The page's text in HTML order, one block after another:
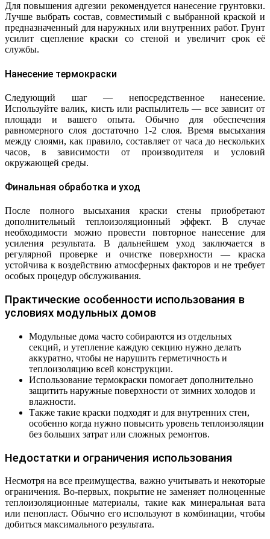
Для повышения адгезии рекомендуется нанесение грунтовки.
Лучше выбрать состав, совместимый с выбранной краской и
предназначенный для наружных или внутренних работ. Грунт
усилит сцепление краски со стеной и увеличит срок её
службы.
Нанесение термокраски
Следующий шаг — непосредственное нанесение.
Используйте валик, кисть или распылитель — все зависит от
площади и вашего опыта. Обычно для обеспечения
равномерного слоя достаточно 1-2 слоя. Время высыхания
между слоями, как правило, составляет от часа до нескольких
часов, в зависимости от производителя и условий
окружающей среды.
Финальная обработка и уход
После полного высыхания краски стены приобретают
дополнительный теплоизоляционный эффект. В случае
необходимости можно провести повторное нанесение для
усиления результата. В дальнейшем уход заключается в
регулярной проверке и очистке поверхности — краска
устойчива к воздействию атмосферных факторов и не требует
особых процедур обслуживания.
Практические особенности использования в
условиях модульных домов
Модульные дома часто собираются из отдельных
секций, и утепление каждую секцию нужно делать
аккуратно, чтобы не нарушить герметичность и
теплоизоляцию всей конструкции.
Использование термокраски помогает дополнительно
защитить наружные поверхности от зимних холодов и
влажности.
Также такие краски подходят и для внутренних стен,
особенно когда нужно повысить уровень теплоизоляции
без больших затрат или сложных ремонтов.
Недостатки и ограничения использования
Несмотря на все преимущества, важно учитывать и некоторые
ограничения. Во-первых, покрытие не заменяет полноценные
теплоизоляционные материалы, такие как минеральная вата
или пенопласт. Обычно его используют в комбинации, чтобы
добиться максимального результата.